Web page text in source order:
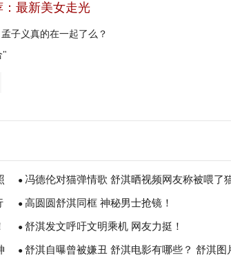
：最新美女走光
子义真的在一起了么？
"
● 冯德伦对猫弹情歌 舒淇晒视频网友称被喂了
粮
● 高圆圆舒淇同框 神秘男士抢镜！
● 舒淇发文呼吁文明乘机 网友力挺！
● 舒淇自曝曾被嫌丑 舒淇电影有哪些？ 舒淇图